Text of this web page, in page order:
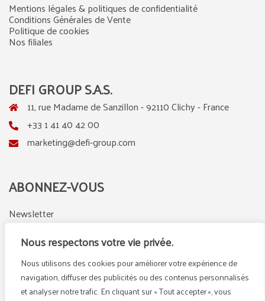
Nous respectons votre vie privée.
Nous utilisons des cookies pour améliorer votre expérience de
navigation, diffuser des publicités ou des contenus personnalisés
et analyser notre trafic. En cliquant sur « Tout accepter », vous
Mentions légales & politiques de confidentialité
Conditions Générales de Vente
Politique de cookies
Nos filiales
DEFI GROUP S.A.S.
11, rue Madame de Sanzillon - 92110 Clichy - France
+33 1 41 40 42 00
marketing@defi-group.com
ABONNEZ-VOUS
Newsletter
LinkedIn
Instagram